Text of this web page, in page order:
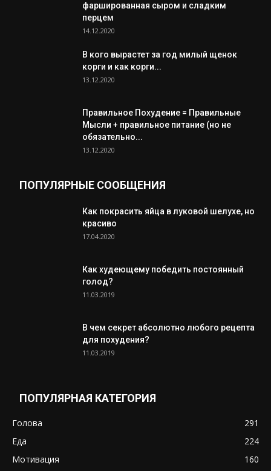
фаршированная сыром и сладким
перцем
14.12.2020
В кого вырастет за год милый щенок
корги и как корги...
13.12.2020
Правильное Похудение = Правильные
Мысли + правильное питание (но не
обязательно...
13.12.2020
ПОПУЛЯРНЫЕ СООБЩЕНИЯ
Как покрасить яйца в луковой шелухе, но
красиво
17.04.2020
Как худеющему победить постоянный
голод?
11.03.2019
В чем секрет абсолютно любого рецепта
для похудения?
11.03.2019
ПОПУЛЯРНАЯ КАТЕГОРИЯ
Голова
291
Еда
224
Мотивация
160